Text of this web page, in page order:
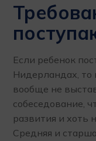
Если ребенок
Нидерландах, то
вообще не
собеседование,
развития и хоть
Средняя и